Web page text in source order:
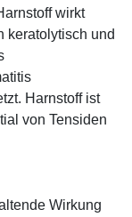
wirkt
keratolytisch und
Harnstoff ist
von Tensiden
Wirkung